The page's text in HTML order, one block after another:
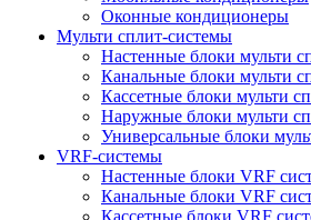
Оконные кондиционеры
Мульти сплит-системы
Настенные блоки мульти
Канальные блоки мульти
Кассетные блоки мульти
Наружные блоки мульти
Универсальные блоки
VRF-системы
Настенные блоки VRF
Канальные блоки VRF
Кассетные блоки VRF